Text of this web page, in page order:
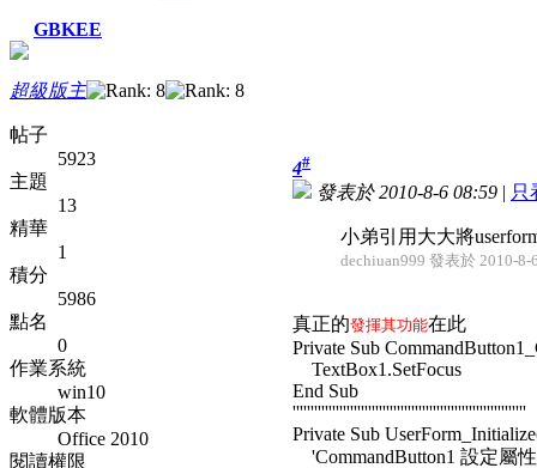
GBKEE
超級版主
帖子
5923
主題
13
精華
1
積分
5986
點名
0
作業系統
win10
軟體版本
Office 2010
閱讀權限
4#
發表於 2010-8-6 08:59 | 只
小弟引用大大將
dechiuan999 發表於 2010-8-
真正的發揮其功能在此
Private Sub
TextBox1.SetFocus
End Sub
'''''''''''''''''''''''''''''''''''''''''''''''''''''''''''''''''
Private Sub
'CommandButton1 設定屬性